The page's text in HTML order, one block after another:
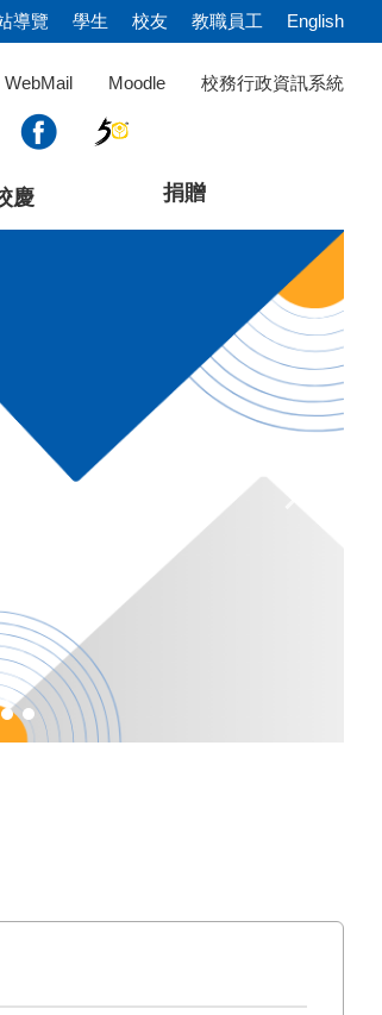
導覽 學生 校友 教職員工 English
WebMail Moodle 校務行政資訊系統
慶 捐贈